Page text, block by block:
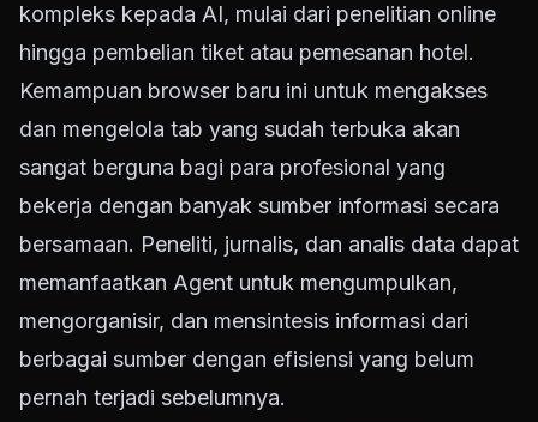
kompleks kepada AI, mulai dari penelitian online
hingga pembelian tiket atau pemesanan hotel.
Kemampuan browser baru ini untuk mengakses
dan mengelola tab yang sudah terbuka akan
sangat berguna bagi para profesional yang
bekerja dengan banyak sumber informasi secara
bersamaan. Peneliti, jurnalis, dan analis data dapat
memanfaatkan Agent untuk mengumpulkan,
mengorganisir, dan mensintesis informasi dari
berbagai sumber dengan efisiensi yang belum
pernah terjadi sebelumnya.